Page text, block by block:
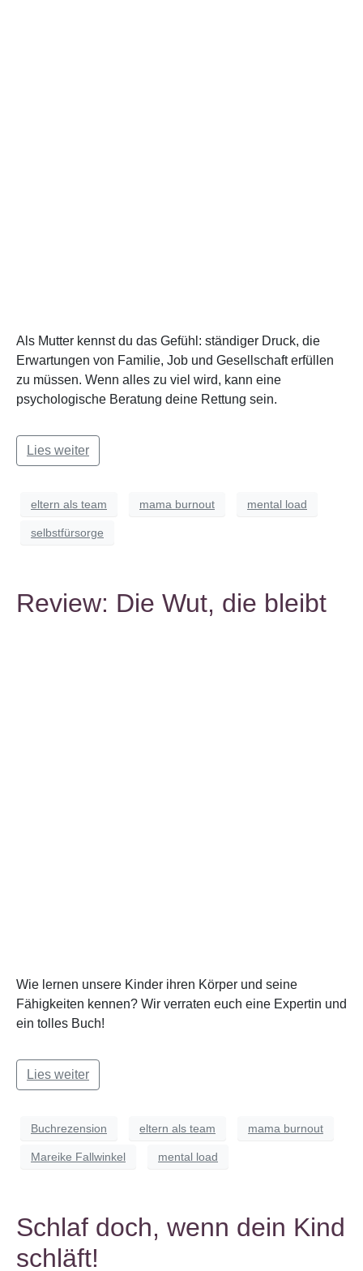
Als Mutter kennst du das Gefühl: ständiger Druck, die
Erwartungen von Familie, Job und Gesellschaft erfüllen
zu müssen. Wenn alles zu viel wird, kann eine
psychologische Beratung deine Rettung sein.
Lies weiter
eltern als team mama burnout mental load
selbstfürsorge
Review: Die Wut, die bleibt
Wie lernen unsere Kinder ihren Körper und seine
Fähigkeiten kennen? Wir verraten euch eine Expertin und
ein tolles Buch!
Lies weiter
Buchrezension eltern als team mama burnout
Mareike Fallwinkel mental load
Schlaf doch, wenn dein Kind
schläft!